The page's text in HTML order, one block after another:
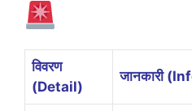
विवरण
(Detail)
जानकारी